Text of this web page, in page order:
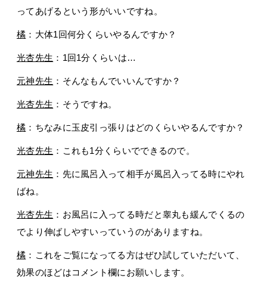
ってあげるという形がいいですね。
橘 ：大体1回何分くらいやるんですか？
光杏先生 ：1回1分くらいは…
元神先生 ：そんなもんでいいんですか？
光杏先生 ：そうですね。
橘 ：ちなみに玉皮引っ張りはどのくらいやるんですか？
光杏先生 ：これも1分くらいでできるので。
元神先生 ：先に風呂入って相手が風呂入ってる時にやれ
ばね。
光杏先生 ：お風呂に入ってる時だと睾丸も緩んでくるの
でより伸ばしやすいっていうのがありますね。
橘 ：これをご覧になってる方はぜひ試していただいて、
効果のほどはコメント欄にお願いします。